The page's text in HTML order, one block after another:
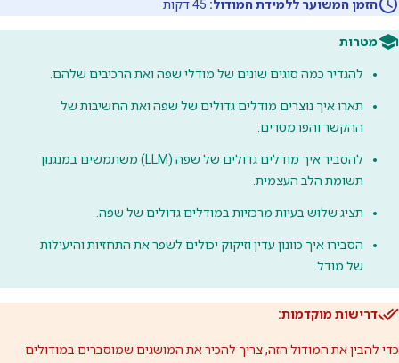
הזמן המשוער ללמידת המודול:
מטרות
להגדיר כמה סוגים שונים של מודלי שפה ואת הרכיבים שלהם.
תארו איך נוצרים מודלים גדולים של שפה ואת החשיבות של
ההקשר והפרמטרים.
להסביר איך מודלים גדולים של שפה (LLM) משתמשים במנגנון
תשומת הלב העצמית.
תציג שלוש בעיות מרכזיות במודלים גדולים של שפה.
הסבירו איך כוונון עדין וזיקוק יכולים לשפר את התחזיות והיעילות
של מודל.
דרישות מוקדמות:
כדי להבין את המודול הזה, צריך להכיר את המושגים שמוסברים במודולים